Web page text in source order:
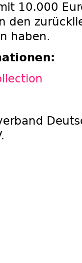
10.000
den
haben.